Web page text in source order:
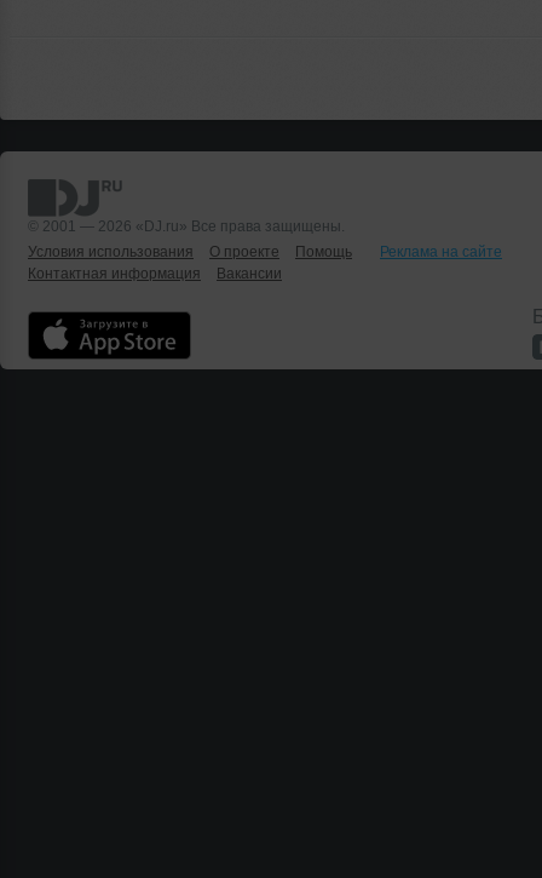
© 2001 — 2026 «DJ.ru» Все права защищены.
Условия использования
О проекте Помощь
Реклама на сайте
Контактная информация
Вакансии